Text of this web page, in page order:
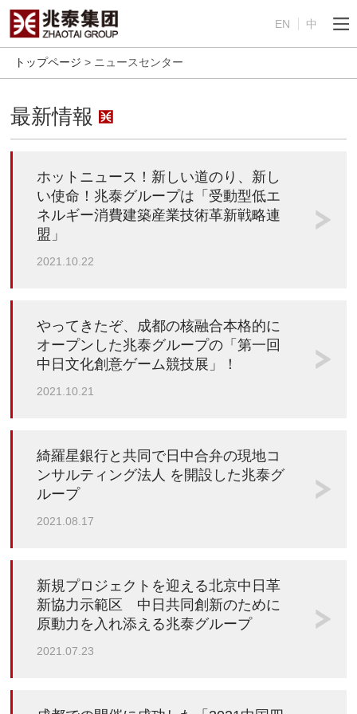
中
EN
トップページ > ニュースセンター
最新情報
ホットニュース！新しい道のり、新し
い使命！兆泰グループは「受動型低エ
ネルギー消費建築産業技術革新戦略連
盟」
2021.10.22
やってきたぞ、成都の核融合本格的に
オープンした兆泰グループの「第一回
中日文化創意ゲーム競技展」！
2021.10.21
綺羅星銀行と共同で日中合弁の現地コ
ンサルティング法人 を開設した兆泰グ
ループ
2021.08.17
新規プロジェクトを迎える北京中日革
新協力示範区 中日共同創新のために
原動力を入れ添える兆泰グループ
2021.07.23